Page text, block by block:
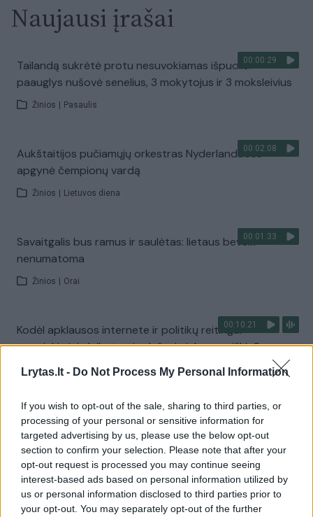
Lrytas.lt - Do Not Process My Personal Information
If you wish to opt-out of the sale, sharing to third parties, or
processing of your personal or sensitive information for
targeted advertising by us, please use the below opt-out
section to confirm your selection. Please note that after your
opt-out request is processed you may continue seeing
interest-based ads based on personal information utilized by
us or personal information disclosed to third parties prior to
your opt-out. You may separately opt-out of the further
Naujausi įrašai
00:00:29
Tailandą sukrėtė protu nesuvokiamas išpuolis:
paauglys nušovė senelius, 3 mokytojus ir 3 moksleivius
Žinios Pasaulis
00:02:08
Aukštaitijos pučiamųjų orkestras Nyderlanduose
apgynė čempionų vardą
Žinios Lietuvos diena
00:01:33
Savaitgalis bus ramus ir saulėtas: lietaus beveik
nenumatoma
Žinios Orai
00:10:21
Kodėl apklausos internete ir politikų reitingai
tarprinkiminiu laikotarpiu dažnai nieko nereiškia?
Laidos | Informacinis skydas
Visi įrašai
Žiūrimiausi įrašai